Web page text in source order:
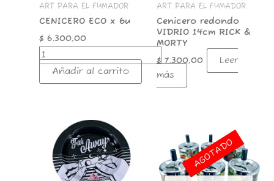
ART PARA EL FUMADOR
CENICERO ECO x 6u
$ 6.300,00
Añadir al carrito
ART PARA EL FUMADOR
Cenicero redondo
VIDRIO 14cm RICK &
MORTY
$7.300,00
Leer
más
AWAY
cantidad
AGOTADO